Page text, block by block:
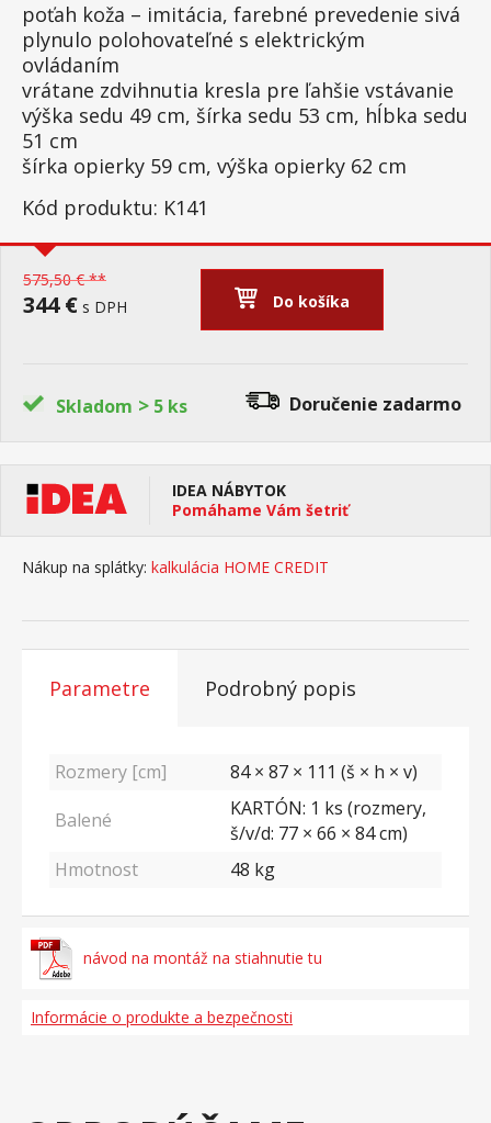
poťah koža – imitácia, farebné prevedenie sivá
plynulo polohovateľné s elektrickým
ovládaním
vrátane zdvihnutia kresla pre ľahšie vstávanie
výška sedu 49 cm, šírka sedu 53 cm, hĺbka sedu
51 cm
šírka opierky 59 cm, výška opierky 62 cm
Kód produktu: K141
575,50 € **
344 € s DPH Do košíka
Skladom > 5 ks Doručenie zadarmo
IDEA NÁBYTOK
Pomáhame Vám šetriť
Nákup na splátky: kalkulácia HOME CREDIT
Parametre Podrobný popis
Rozmery [cm]
84 × 87 × 111 (š × h × v)
Balené
KARTÓN: 1 ks (rozmery,
š/v/d: 77 × 66 × 84 cm)
Hmotnost
48 kg
návod na montáž na stiahnutie tu
Informácie o produkte a bezpečnosti